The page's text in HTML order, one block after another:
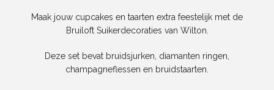
Maak jouw cupcakes en taarten extra feestelijk met de
Bruiloft Suikerdecoraties van Wilton.
Deze set bevat bruidsjurken, diamanten ringen,
champagneflessen en bruidstaarten.